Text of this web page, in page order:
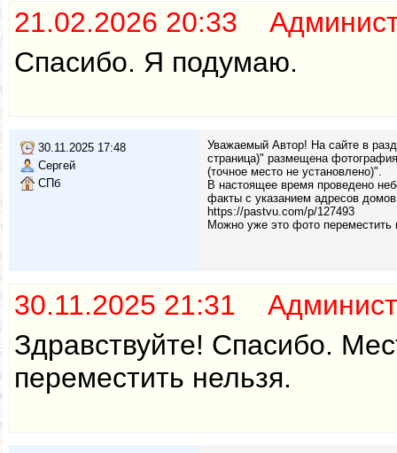
21.02.2026 20:33
Спасибо. Я подумаю.
30.11.2025 17:48
Сергей
СПб
Уважаемый Автор! На сайте в
страница)" размещена
(точное место не установлено)".
В настоящее время проведено
факты с указанием адресов
https://pastvu.com/p/127493
Можно уже это фото
30.11.2025 21:31
Здравствуйте! Спасибо.
переместить нельзя.